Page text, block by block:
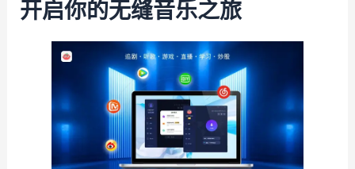
开启你的无缝音乐之旅